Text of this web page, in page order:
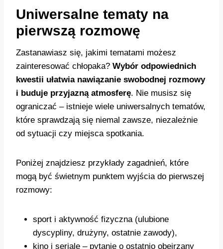
Uniwersalne tematy na
pierwszą rozmowę
Zastanawiasz się, jakimi tematami możesz
zainteresować chłopaka? Wybór odpowiednich
kwestii ułatwia nawiązanie swobodnej rozmowy
i buduje przyjazną atmosferę. Nie musisz się
ograniczać – istnieje wiele uniwersalnych tematów,
które sprawdzają się niemal zawsze, niezależnie
od sytuacji czy miejsca spotkania.
Poniżej znajdziesz przykłady zagadnień, które
mogą być świetnym punktem wyjścia do pierwszej
rozmowy:
sport i aktywność fizyczna (ulubione
dyscypliny, drużyny, ostatnie zawody),
kino i seriale – pytanie o ostatnio obejrzany